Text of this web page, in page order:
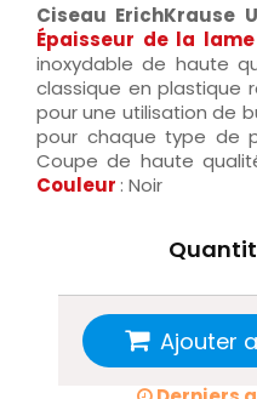
Ciseau ErichKrause
Épaisseur de la lame
inoxydable de haute
classique en plastique
pour une utilisation de
pour chaque type de
Coupe de haute
Couleur : Noir
Ajouter